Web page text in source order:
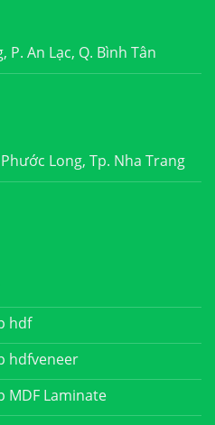
An Lạc, Q. Bình Tân
Long, Tp. Nha Trang
hdf
hdfveneer
MDF Laminate